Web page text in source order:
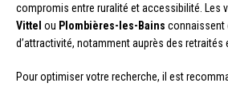
compromis entre ruralité et accessibilité. Les
Vittel ou Plombières-les-Bains connaissent
d’attractivité, notamment auprès des retraités
Pour optimiser votre recherche, il est